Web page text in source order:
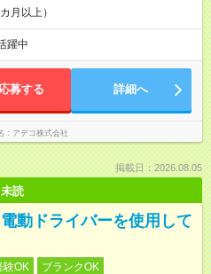
月以上）
躍中
応募する 詳細へ
アデコ株式会社
掲載日：2026.08.05
未読
動ドライバーを使用して
験OK
ブランクOK